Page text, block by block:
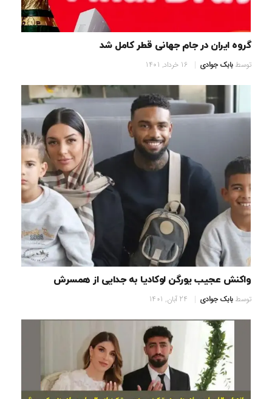
گروه ایران در جام جهانی قطر کامل شد
توسطبابک جوادی 16 خرداد, 1401
واکنش عجیب یورگن لوکادیا به جدایی از همسرش
توسطبابک جوادی 24 آبان, 1401